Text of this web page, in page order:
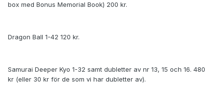
box med Bonus Memorial Book) 200 kr.
Dragon Ball 1-42 120 kr.
Samurai Deeper Kyo 1-32 samt dubletter av nr 13, 15 och 16. 480
kr (eller 30 kr för de som vi har dubletter av).